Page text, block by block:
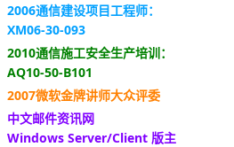
2006通信建设项目工程师：
XM06-30-093
2010通信施工安全生产培训：
AQ10-50-B101
2007微软金牌讲师大众评委
中文邮件资讯网
Windows Server/Client 版主